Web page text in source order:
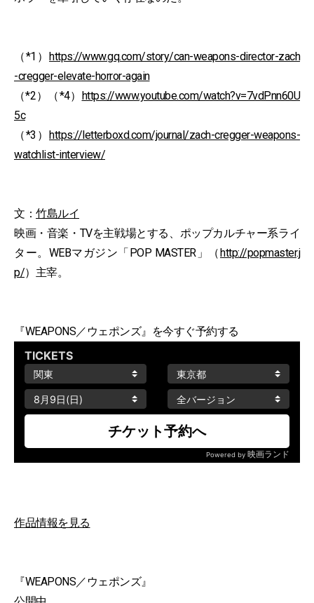
（*1） https://www.gq.com/story/can-weapons-director-zach
-cregger-elevate-horror-again
（*2）（*4） https://www.youtube.com/watch?v=7vdPnn60U
5c
（*3） https://letterboxd.com/journal/zach-cregger-weapons-
watchlist-interview/
文： 竹島ルイ
映画・音楽・TVを主戦場とする、ポップカルチャー系ライ
ター。WEBマガジン「POP MASTER」（http://popmaster.j
p/）主宰。
『WEAPONS／ウェポンズ』を今すぐ予約する
作品情報を見る
『WEAPONS／ウェポンズ』